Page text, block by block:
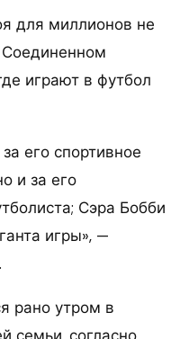
для миллионов не
играют в футбол
его спортивное
и за его
Сэра Бобби
игры», —
рано утром в